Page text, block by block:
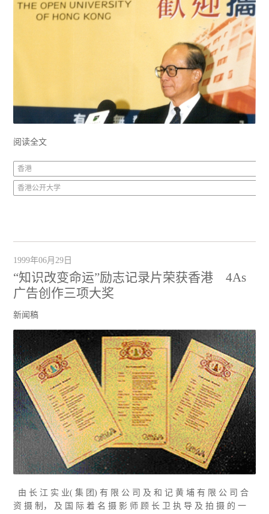
阅读全文
香港
香港公开大学
1999年06月29日
“知识改变命运”励志记录片荣获香港 4As
广告创作三项大奖
新闻稿
由 长 江 实 业( 集 团) 有 限 公 司 及 和 记 黄 埔 有 限 公 司 合
资 摄 制， 及 国 际 着 名 摄 影 师 顾 长 卫 执 导 及 拍 摄 的 一